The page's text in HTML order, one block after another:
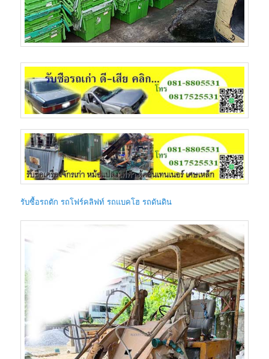
รับซื้อรถตัก รถโฟร์คลิฟท์ รถแบคโฮ รถดันดิน